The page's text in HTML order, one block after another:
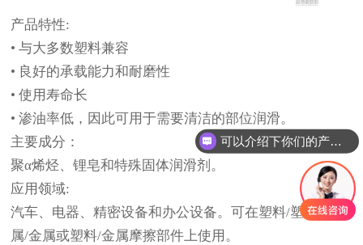
产品特性:
•与大多数塑料兼容
• 良好的承载能力和耐磨性
•使用寿命长
•渗油率低，因此可用于需要清洁的部位润滑。
主要成分：
聚α烯烃、锂皂和特殊固体润滑剂。
应用领域:
汽车、电器、精密设备和办公设备。可在塑料/塑料、金
属/金属或塑料/金属摩擦部件上使用。
可以介绍下你们的产品么